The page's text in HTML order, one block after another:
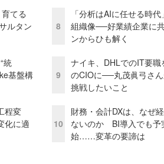
てる
ルタン
統
基盤構
程変
化に適
8
「分析はAIに任せる時
組織像──好業績企業に
ンからひも解く
9
ナイキ、DHLでのIT要職
のCIOに──丸茂眞弓さん
挑戦したいこと
10
財務・会計DXは、なぜ
ないのか BI導入でも予
始……変革の要諦は